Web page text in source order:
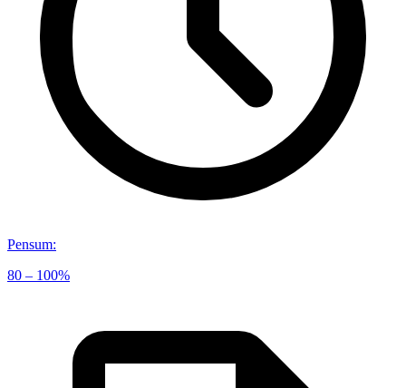
Pensum:
80 – 100%